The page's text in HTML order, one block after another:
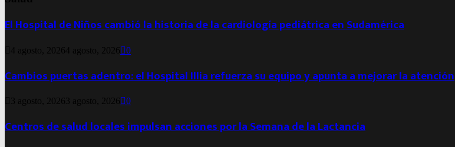
El Hospital de Niños cambió la historia de la cardiología pediátrica en Sudamérica
4 agosto, 20264 agosto, 2026 0
Cambios puertas adentro: el Hospital Illia refuerza su equipo y apunta a mejorar la atención
3 agosto, 2026 3 agosto, 2026 0
Centros de salud locales impulsan acciones por la Semana de la Lactancia